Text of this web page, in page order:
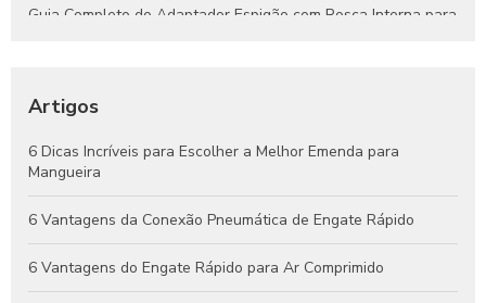
Guia Completo do Adaptador Espigão com Rosca Interna para
Eficientes e Confiáveis
Engates Pneumáticos: Vantagens, Aplicações e Dicas para
Escolher o Melhor Modelo
Guia Completo de Engates Pneumáticos: Benefícios, Usos e
Dicas de Manutenção
Artigos
6 Dicas Incríveis para Escolher a Melhor Emenda para
Mangueira
6 Vantagens da Conexão Pneumática de Engate Rápido
6 Vantagens do Engate Rápido para Ar Comprimido